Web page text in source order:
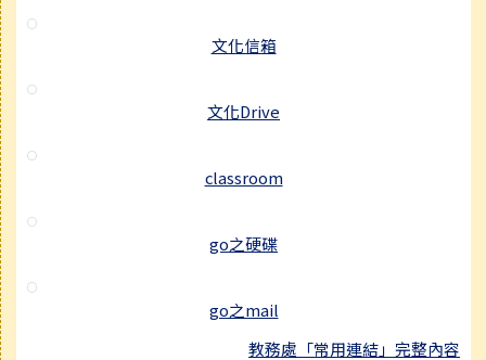
文化信箱
文化Drive
classroom
go之硬碟
go之mail
教務處「常用連結」完整內容